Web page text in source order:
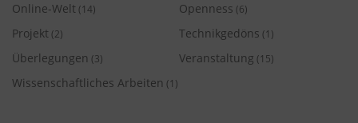
Online-Welt (14) Openness (6)
Projekt (2) Technikgedöns (1)
Überlegungen (3) Veranstaltung (15)
Wissenschaftliches Arbeiten (1)